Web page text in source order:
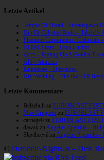
Letzte Artikel
Temple Of Dread – Dreadspawn
Din Of Celestial Birds – Takeoffs
Phantom Corporation / Catbreath
10,000 Years – Esox Lucifer
Zerre – Rotting On A Golden
Allt – Ataraxia
Knumears – Directions
Dry Wedding – The Back Of
Letzte Kommentare
Belzebub zu EUROBLAST
Max Gregorio zu EUROBLAST
carnage9 zu EUROBLAST
dawak zu Angelus Apatrida –
Slaytheevil zu Angelus Apatrida –
© Demonic-Nights.at – Dein